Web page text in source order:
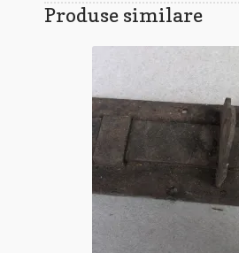
Produse similare